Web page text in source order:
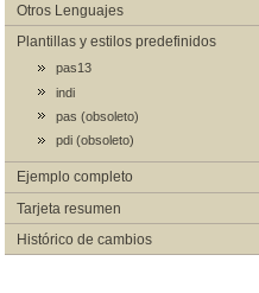
Otros Lenguajes
Plantillas y estilos predefinidos
pas13
indi
pas (obsoleto)
pdi (obsoleto)
Ejemplo completo
Tarjeta resumen
Histórico de cambios